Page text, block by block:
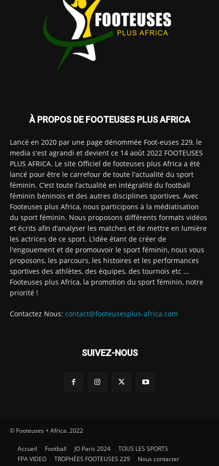
À PROPOS DE FOOTEUSES PLUS AFRICA
Lancé en 2020 par une page dénommée Foot-euses 229, le
media s'est agrandi et devient ce 14 août 2022 FOOTEUSES
PLUS AFRICA. Le site Officiel de footeuses plus Africa a été
lancé pour être le carrefour de toute l'actualité du sport
féminin. C’est toute l’actualité en intégralité du football
féminin béninois et des autres disciplines sportives. Avec
Footeuses plus Africa, nous participons à la médiatisation
du sport féminin. Nous proposons différents formats vidéos
et écrits afin d’analyser les matches et de mettre en lumière
les actrices de ce sport. L’idée étant de créer de
l'engouement et de promouvoir le sport féminin, nous vous
proposons, les parcours, les histoires et les performances
sportives des athlètes, des équipes, des tournois etc ...
Footeuses plus Africa, la promotion du sport féminin, notre
priorité !
Contactez Nous: contact@footeusesplus-africa.com
SUIVEZ-NOUS
© Footeuses + Africa. 2022
Accueil Football JO Paris 2024
TOUS LES SPORTS
FPA VIDEO
TROPHÉES FOOTEUSES 229 Nous contacter